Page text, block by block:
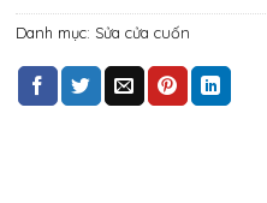
Danh mục: Sửa cửa cuốn